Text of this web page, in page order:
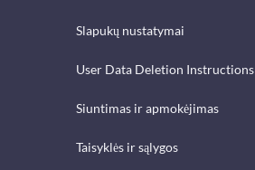
Slapukų nustatymai
User Data Deletion Instructions
Siuntimas ir apmokėjimas
Taisyklės ir sąlygos